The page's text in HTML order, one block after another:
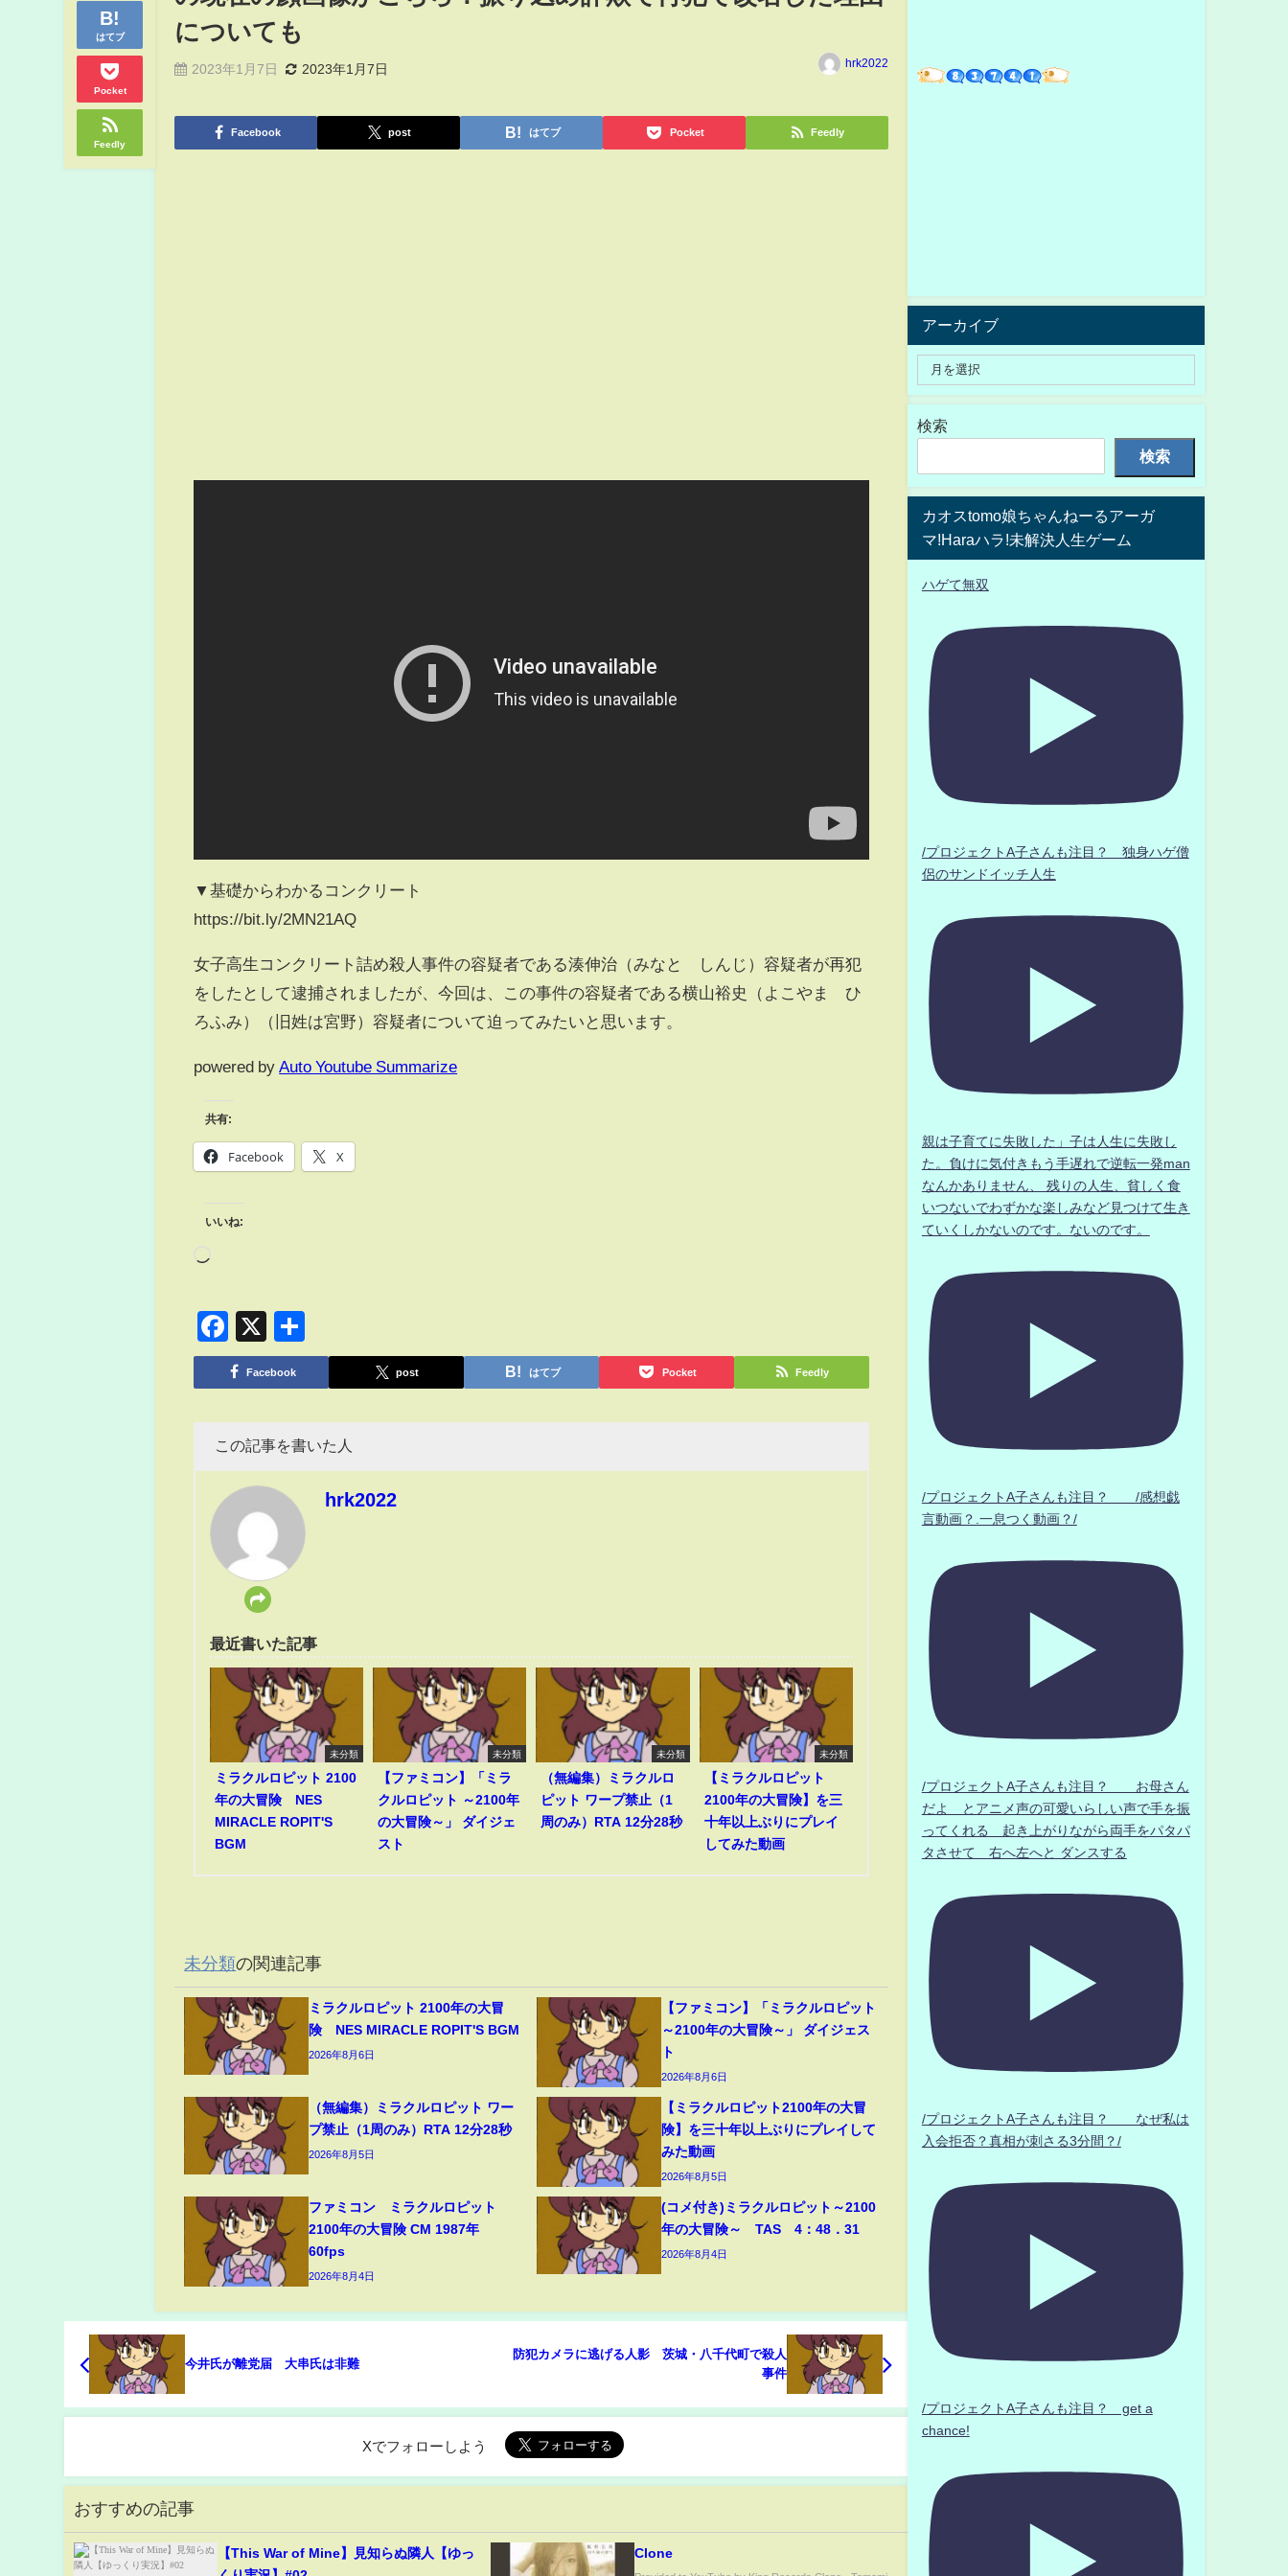
はてブ
Pocket
Feedly
についても
2023年1月7日 2023年1月7日 hrk2022
Facebook post はてブ Pocket Feedly
▼基礎からわかるコンクリート
https://bit.ly/2MN21AQ
女子高生コンクリート詰め殺人事件の容疑者である湊伸治（みなと しんじ）容疑者が再犯
をしたとして逮捕されましたが、今回は、この事件の容疑者である横山裕史（よこやま ひ
ろふみ）（旧姓は宮野）容疑者について迫ってみたいと思います。
powered by Auto Youtube Summarize
共有:
Facebook X
いいね:
Facebook
X
有
Facebook post はてブ Pocket Feedly
この記事を書いた人
hrk2022
最近書いた記事
未分類
ミラクルロピット 2100
年の大冒険 NES
MIRACLE ROPIT'S
BGM
未分類
【ファミコン】「ミラ
クルロピット ～2100年
の大冒険～」 ダイジェ
スト
未分類
（無編集）ミラクルロ
ピット ワープ禁止（1
周のみ）RTA 12分28秒
未分類
【ミラクルロピット
2100年の大冒険】を三
十年以上ぶりにプレイ
してみた動画
未分類の関連記事
ミラクルロピット 2100年の大冒
険 NES MIRACLE ROPIT'S BGM
2026年8月6日
【ファミコン】「ミラクルロピット
～2100年の大冒険～」 ダイジェス
ト
2026年8月6日
（無編集）ミラクルロピット ワー
プ禁止（1周のみ）RTA 12分28秒
2026年8月5日
【ミラクルロピット2100年の大冒
険】を三十年以上ぶりにプレイして
みた動画
2026年8月5日
ファミコン ミラクルロピット
2100年の大冒険 CM 1987年
60fps
2026年8月4日
(コメ付き)ミラクルロピット～2100
年の大冒険～ TAS 4：48．31
2026年8月4日
今井氏が離党届 大串氏は非難
防犯カメラに逃げる人影 茨城・八千代町で殺人
事件
Xでフォローしよう
おすすめの記事
【This War of Mine】見知らぬ隣人【ゆっ
Clone
アーカイブ
検索
検索
カオスtomo娘ちゃんねーるアーガ
マ!Haraハラ!未解決人生ゲーム
ハゲて無双
/プロジェクトA子さんも注目？ 独身ハゲ僧
侶のサンドイッチ人生
親は子育てに失敗した」子は人生に失敗し
た。負けに気付きもう手遅れで逆転一発man
なんかありません、 残りの人生、貧しく食
いつないでわずかな楽しみなど見つけて生き
ていくしかないのです。ないのです。
/プロジェクトA子さんも注目？ /感想戯
言動画？.一息つく動画？/
/プロジェクトA子さんも注目？ お母さん
だよ とアニメ声の可愛いらしい声で手を振
ってくれる 起き上がりながら両手をパタパ
タさせて 右へ左へと ダンスする
/プロジェクトA子さんも注目？ なぜ私は
入会拒否？真相が刺さる3分間？/
/プロジェクトA子さんも注目？ get a
chance!